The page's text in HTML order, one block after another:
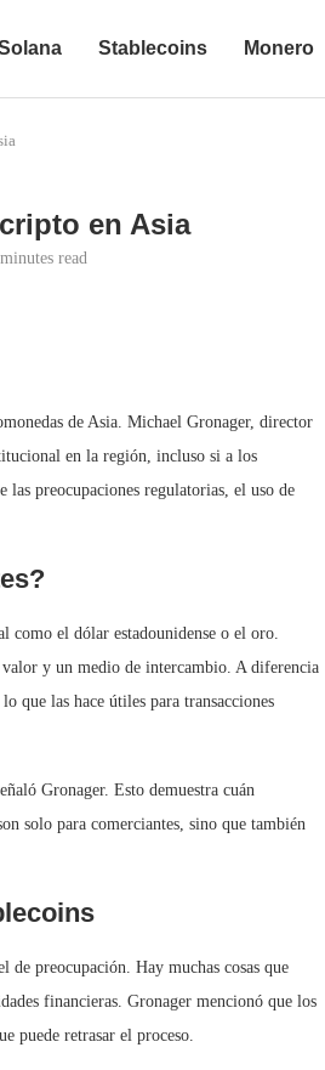
Stablecoins Monero
en Asia
read
de Asia. Michael Gronager, director
en la región, incluso si a los
las preocupaciones regulatorias, el uso de
como el dólar estadounidense o el oro.
valor y un medio de intercambio. A diferencia
que las hace útiles para transacciones
Gronager. Esto demuestra cuán
solo para comerciantes, sino que también
de preocupación. Hay muchas cosas que
financieras. Gronager mencionó que los
puede retrasar el proceso.